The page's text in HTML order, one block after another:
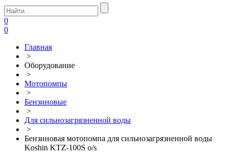
0
0
Главная
>
Оборудование
>
Мотопомпы
>
Бензиновые
>
Для сильнозагрязненной воды
>
Бензиновая мотопомпа для сильнозагрязненной воды
Koshin KTZ-100S o/s